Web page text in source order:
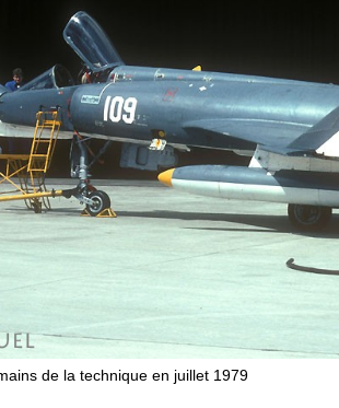
de la technique en juillet 1979